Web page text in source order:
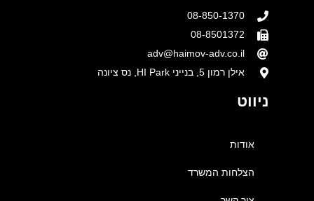
08-850-1370
08-8501372
adv@haimov-adv.co.il
אילן רמון 5, בנייני HI Park, נס ציונה
ניווט
אודות
הצלחות המשרד